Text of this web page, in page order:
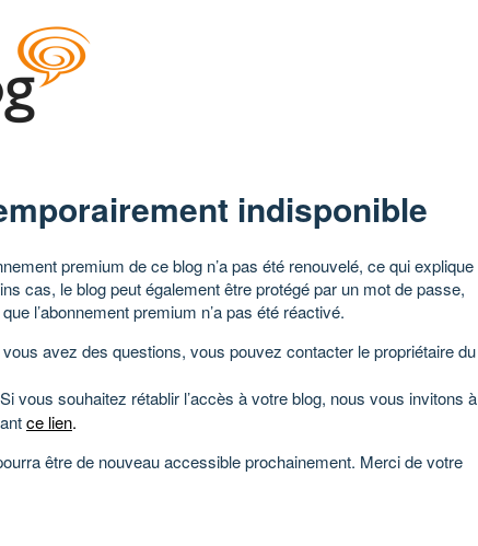
indisponible
premium de ce blog n’a pas été renouvelé, ce qui explique
cas, le blog peut également être protégé par un mot de passe,
l’abonnement premium n’a pas été réactivé.
vous avez des questions, vous pouvez contacter le propriétaire du
vous souhaitez rétablir l’accès à votre blog, nous vous invitons à
ce lien.
être de nouveau accessible prochainement. Merci de votre